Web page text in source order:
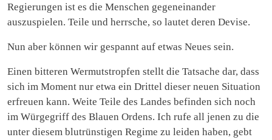
Regierungen ist es die Menschen gegeneinander
auszuspielen. Teile und herrsche, so lautet deren Devise.
Nun aber können wir gespannt auf etwas Neues sein.
Einen bitteren Wermutstropfen stellt die Tatsache dar, dass
sich im Moment nur etwa ein Drittel dieser neuen Situation
erfreuen kann. Weite Teile des Landes befinden sich noch
im Würgegriff des Blauen Ordens. Ich rufe all jenen zu die
unter diesem blutrünstigen Regime zu leiden haben, gebt